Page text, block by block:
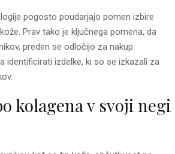
pogosto poudarjajo pomen izbire
Prav tako je ključnega pomena, da
preden se odločijo za nakup
identificirati izdelke, ki so se izkazali za
kolagena v svoji negi